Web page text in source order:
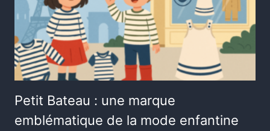
Petit Bateau : une marque
emblématique de la mode enfantine